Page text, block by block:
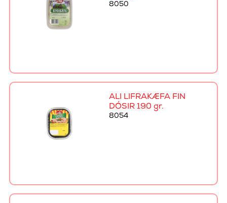
8050
ALI LIFRAKÆFA FÍN
DÓSIR 190 gr.
8054